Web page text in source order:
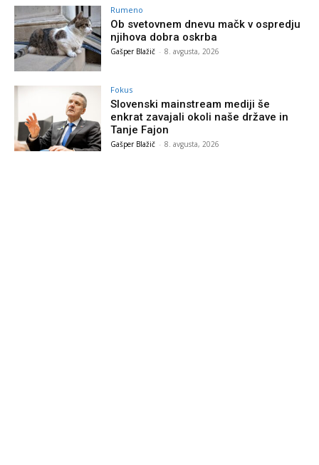
Rumeno
Ob svetovnem dnevu mačk v ospredju
njihova dobra oskrba
Gašper Blažič - 8. avgusta, 2026
Fokus
Slovenski mainstream mediji še
enkrat zavajali okoli naše države in
Tanje Fajon
Gašper Blažič - 8. avgusta, 2026